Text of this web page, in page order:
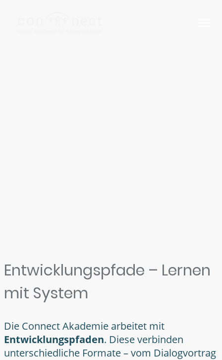
Entwicklungspfade – Lernen
mit System
Die Connect Akademie arbeitet mit
Entwicklungspfaden. Diese verbinden
unterschiedliche Formate – vom Dialogvortrag